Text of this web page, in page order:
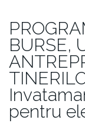
BURSE,
pentru